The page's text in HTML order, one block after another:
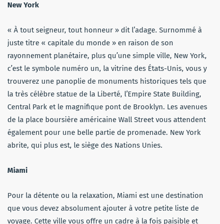
New York
« À tout seigneur, tout honneur » dit l’adage. Surnommé à
juste titre « capitale du monde » en raison de son
rayonnement planétaire, plus qu’une simple ville, New York,
c’est le symbole numéro un, la vitrine des États-Unis, vous y
trouverez une panoplie de monuments historiques tels que
la très célèbre statue de la Liberté, l’Empire State Building,
Central Park et le magnifique pont de Brooklyn. Les avenues
de la place boursière américaine Wall Street vous attendent
également pour une belle partie de promenade. New York
abrite, qui plus est, le siège des Nations Unies.
Miami
Pour la détente ou la relaxation, Miami est une destination
que vous devez absolument ajouter à votre petite liste de
voyage. Cette ville vous offre un cadre à la fois paisible et